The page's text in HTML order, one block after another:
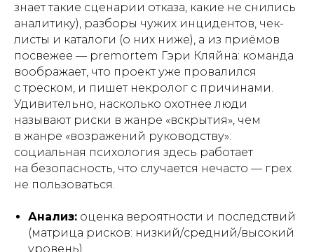
знает такие сценарии отказа, какие не снились
аналитику), разборы чужих инцидентов, чек-
листы и каталоги (о них ниже), а из приёмов
посвежее — premortem Гэри Кляйна: команда
воображает, что проект уже провалился
с треском, и пишет некролог с причинами.
Удивительно, насколько охотнее люди
называют риски в жанре «вскрытия», чем
в жанре «возражений руководству»:
социальная психология здесь работает
на безопасность, что случается нечасто — грех
не пользоваться.
Анализ: оценка вероятности и последствий
(матрица рисков: низкий/средний/высокий
уровень).